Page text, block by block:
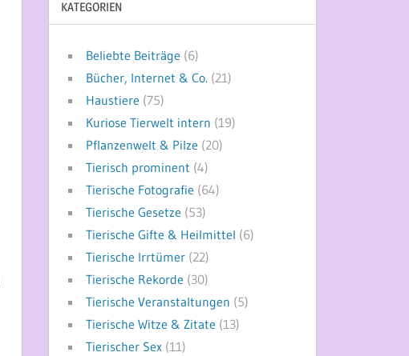
KATEGORIEN
Beliebte Beiträge (6)
Bücher, Internet & Co. (21)
Haustiere (75)
Kuriose Tierwelt intern (19)
Pflanzenwelt & Pilze (20)
Tierisch prominent (4)
Tierische Fotografie (64)
Tierische Gesetze (53)
Tierische Gifte & Heilmittel (6)
Tierische Irrtümer (22)
Tierische Rekorde (30)
Tierische Veranstaltungen (5)
Tierische Witze & Zitate (13)
Tierischer Sex (11)